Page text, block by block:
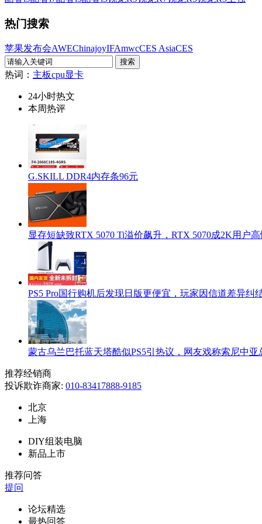
热门搜索
苹果发布会AWEChinajoyIFAmwcCES AsiaCES
热词： 主板cpu显卡
24小时热文
本周热评
G.SKILL DDR4内存条96元
显存短缺致RTX 5070 Ti溢价飙升，RTX 5070成2K用户
PS5 Pro国行购机后发现日版更便宜，玩家因信道差异纠
蒙古乌兰巴托蓝天塔酷似PS5引热议，网友戏称索尼中亚
推荐经销商
投诉欺诈商家: 010-83417888-9185
北京
上海
DIY组装电脑
新品上市
推荐问答
提问
论坛精选
最热回答